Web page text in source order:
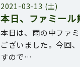
2021-03-13 (土)
本日、ファミール
本日は、雨の中ファ
ございました。今回
すので…